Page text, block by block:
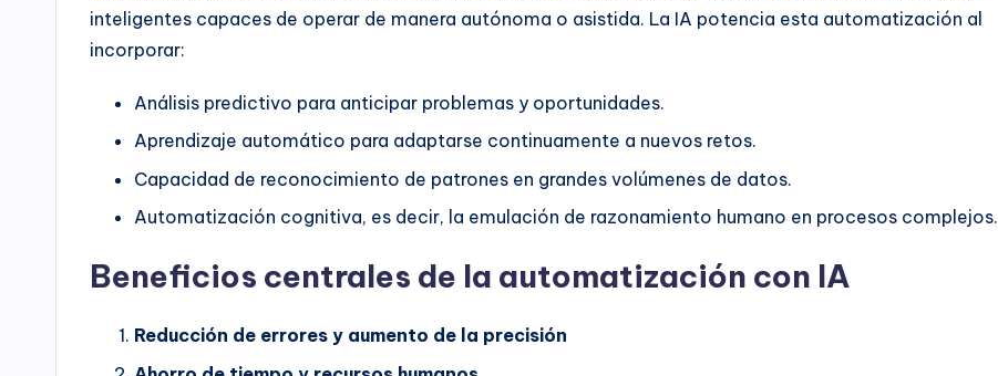
inteligentes capaces de operar de manera autónoma o asistida. La IA potencia esta automatización al
incorporar:
Análisis predictivo para anticipar problemas y oportunidades.
Aprendizaje automático para adaptarse continuamente a nuevos retos.
Capacidad de reconocimiento de patrones en grandes volúmenes de datos.
Automatización cognitiva, es decir, la emulación de razonamiento humano en procesos complejos.
Beneficios centrales de la automatización con IA
Reducción de errores y aumento de la precisión